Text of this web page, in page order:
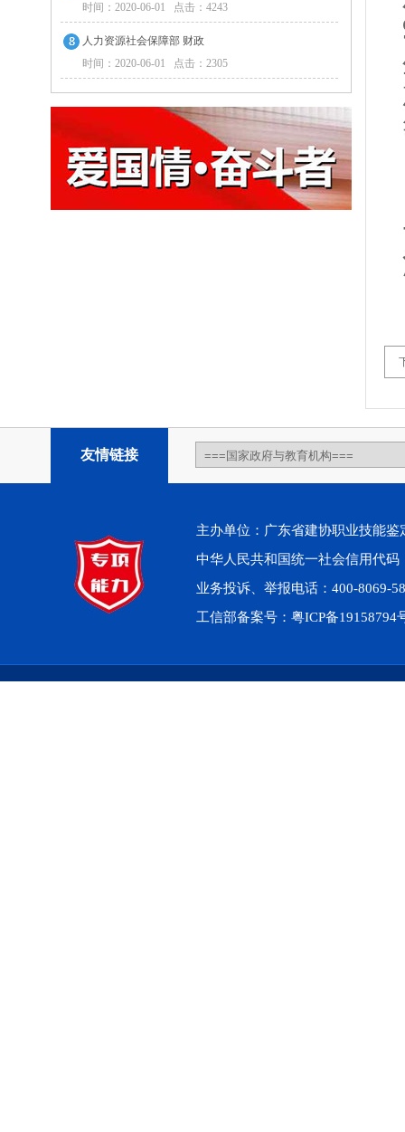
时间：2020-06-01 点击：4243
人力资源社会保障部 财政
时间：2020-06-01 点击：2305
友情链接
主办单位：广东省建协职业技能
中华人民共和国统一社会信用代
业务投诉、举报电话：400-8069-
工信部备案号： 粤ICP备19158794